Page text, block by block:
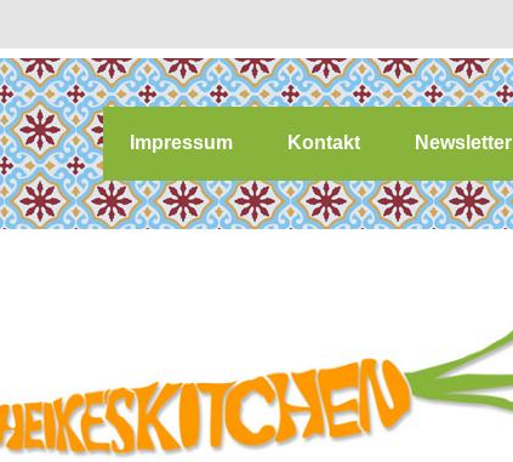
Impressum Kontakt Newsletter